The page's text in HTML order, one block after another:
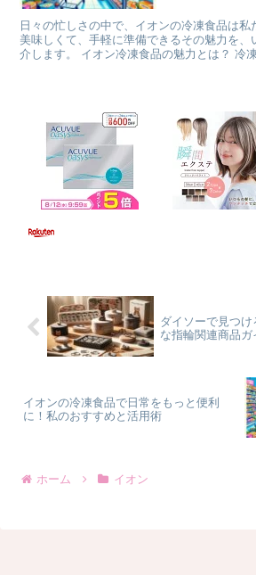
日々の忙しさの中で、イオンの冷凍食品は私
美味しくて、手軽に準備できるその魅力を、
介します。 イオン冷凍食品の魅力とは？ 冷
ダイソーで見つ
な指輪関連商品ガ
イオンの冷凍食品で日常をもっと便利
に！私のおすすめと活用術
ホーム イオン